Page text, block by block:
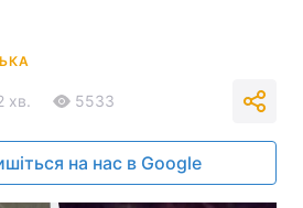
хв. 5533
на нас в Google